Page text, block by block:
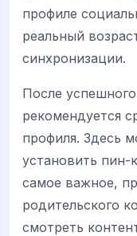
профиле
реальный
синхронизации.
После
рекомендуется
профиля. Здесь
установить пин-
самое важное,
родительского
смотреть